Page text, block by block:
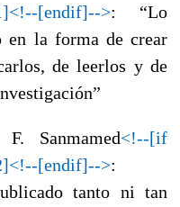
[endif]-->: “Lo
en la forma de crear
de leerlos y de
Sanmamed<!--[if
[endif]-->:
tanto ni tan